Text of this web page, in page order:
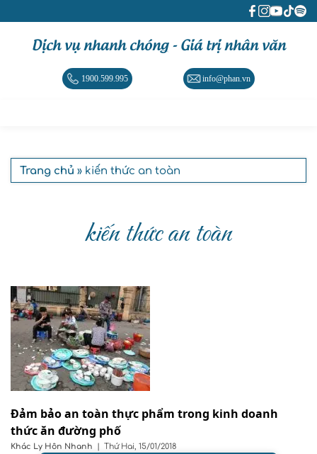
Dịch vụ nhanh chóng - Giá trị nhân văn
1900.599.995 info@phan.vn
Trang chủ » kiến thức an toàn
kiến thức an toàn
Đảm bảo an toàn thực phẩm trong kinh doanh
thức ăn đường phố
Khác Ly Hôn Nhanh | Thứ Hai, 15/01/2018